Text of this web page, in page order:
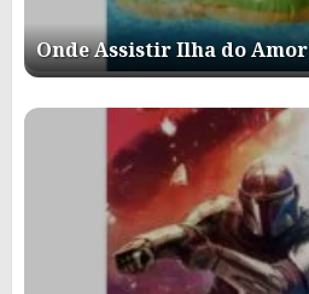
Onde Assistir Ilha do Amor